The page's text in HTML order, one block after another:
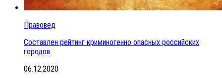
Правовед
Составлен рейтинг криминогенно опасных российских
городов
06.12.2020